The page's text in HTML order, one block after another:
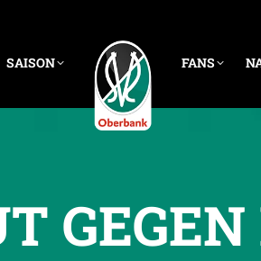
SAISON FANS